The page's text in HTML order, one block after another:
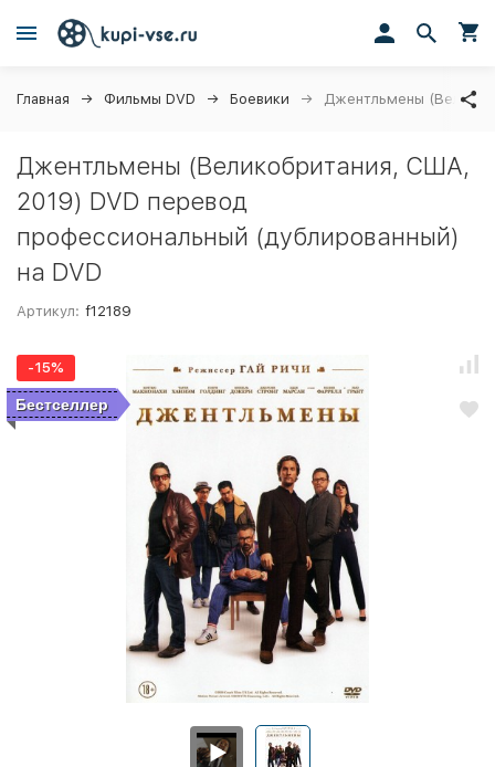
Главная Фильмы DVD Боевики Джентльмены
Джентльмены (Великобритания, США,
2019) DVD перевод
профессиональный (дублированный)
на DVD
Артикул: f12189
-15%
Бестселлер